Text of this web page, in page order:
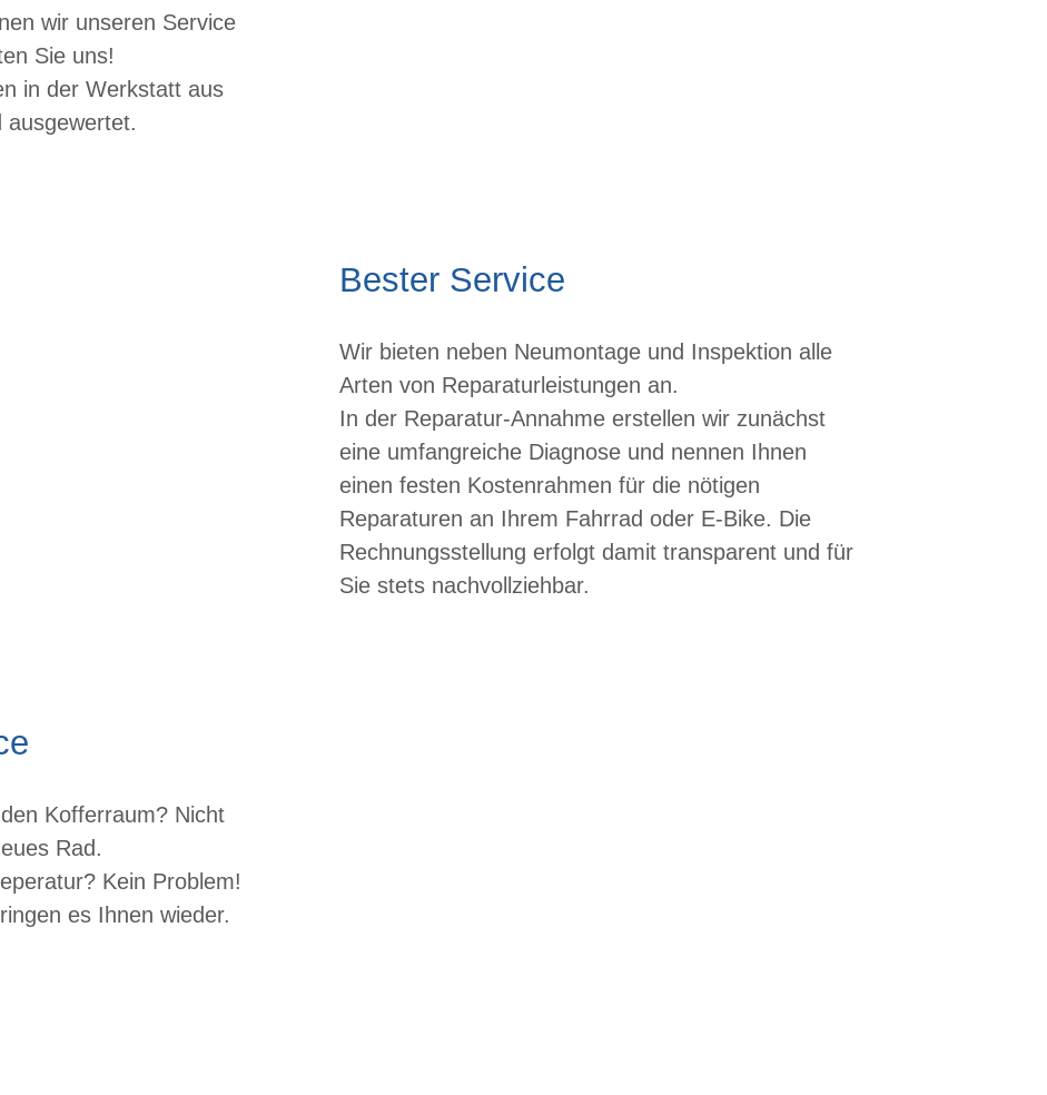
wir unseren Service
Sie uns!
in der Werkstatt aus
ausgewertet.
Bester Service
Wir bieten neben Neumontage und Inspektion alle
Arten von Reparaturleistungen an.
In der Reparatur-Annahme erstellen wir zunächst
eine umfangreiche Diagnose und nennen Ihnen
einen festen Kostenrahmen für die nötigen
Reparaturen an Ihrem Fahrrad oder E-Bike. Die
Rechnungsstellung erfolgt damit transparent und für
Sie stets nachvollziehbar.
Kofferraum? Nicht
Rad.
Kein Problem!
es Ihnen wieder.